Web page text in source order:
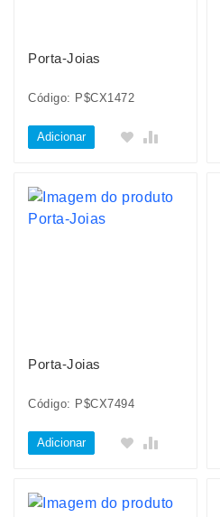
Porta-Joias
Código: P$CX1472
Adicionar
Porta-Joias
Código: P$CX7494
Adicionar